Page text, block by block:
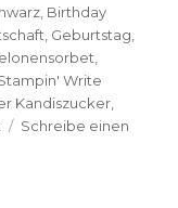
, Birthday
, Geburtstag,
,
Write
Kandiszucker,
Schreibe einen